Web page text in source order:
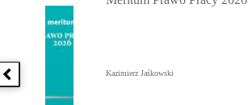
Poprzednia książka
Kazimierz Jaśkowski